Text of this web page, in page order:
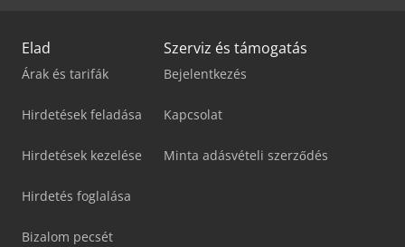
Elad
Árak és tarifák
Hirdetések feladása
Hirdetések kezelése
Hirdetés foglalása
Bizalom pecsét
Szerviz és támogatás
Bejelentkezés
Kapcsolat
Minta adásvételi szerződés